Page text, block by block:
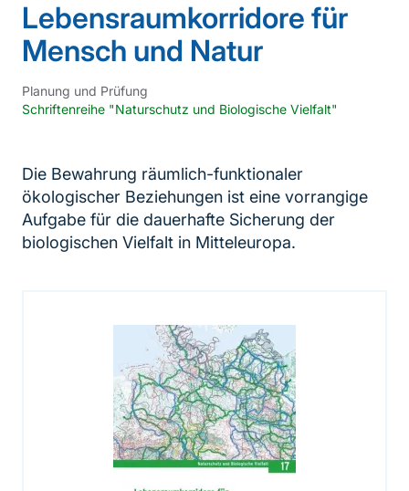
Lebensraumkorridore für
Mensch und Natur
Planung und Prüfung
Schriftenreihe "Naturschutz und Biologische Vielfalt"
Die Bewahrung räumlich-funktionaler
ökologischer Beziehungen ist eine vorrangige
Aufgabe für die dauerhafte Sicherung der
biologischen Vielfalt in Mitteleuropa.